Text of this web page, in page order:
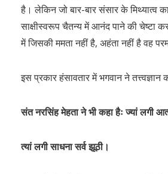
है। लेकिन जो बार-बार संसार के मिथ्यात्व
साक्षीस्वरूप चैतन्य में आनंद पाने की चेष्टा
में जिसकी ममता नहीं है, अहंता नहीं है वह
इस प्रकार हंसावतार में भगवान ने तत्त्वज्ञान
संत नरसिंह मेहता ने भी कहा हैः ज्यां लगी
त्यां लगी साधना सर्व झूठी।